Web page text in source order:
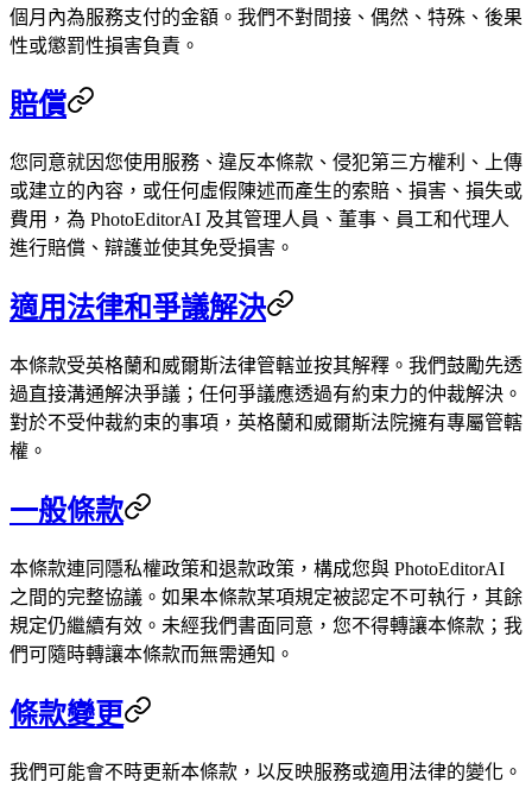
個月內為服務支付的金額。我們不對間接、偶然、特殊、後果
性或懲罰性損害負責。
賠償
您同意就因您使用服務、違反本條款、侵犯第三方權利、上傳
或建立的內容，或任何虛假陳述而產生的索賠、損害、損失或
費用，為 PhotoEditorAI 及其管理人員、董事、員工和代理人
進行賠償、辯護並使其免受損害。
適用法律和爭議解決
本條款受英格蘭和威爾斯法律管轄並按其解釋。我們鼓勵先透
過直接溝通解決爭議；任何爭議應透過有約束力的仲裁解決。
對於不受仲裁約束的事項，英格蘭和威爾斯法院擁有專屬管轄
權。
一般條款
本條款連同隱私權政策和退款政策，構成您與 PhotoEditorAI
之間的完整協議。如果本條款某項規定被認定不可執行，其餘
規定仍繼續有效。未經我們書面同意，您不得轉讓本條款；我
們可隨時轉讓本條款而無需通知。
條款變更
我們可能會不時更新本條款，以反映服務或適用法律的變化。